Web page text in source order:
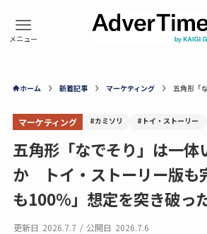
ホーム 新着記事 マーケティング 五角形「
マーケティング #カミソリ #トイ・ストーリー
五角形「なでそり」は一体
か トイ・ストーリー版も
も100％」想定を突き破っ
更新日 2026.7.7 / 公開日 2026.7.6